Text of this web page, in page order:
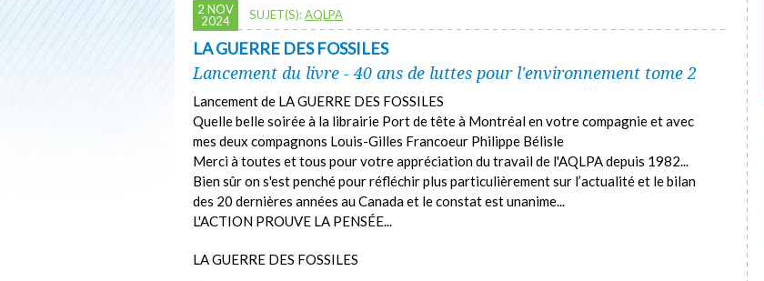
2 NOV
2024
SUJET(S):AQLPA
LA GUERRE DES FOSSILES
Lancement du livre - 40 ans de luttes pour l'environnement tome 2
Lancement de LA GUERRE DES FOSSILES
Quelle belle soirée à la librairie Port de tête à Montréal en votre compagnie et avec
mes deux compagnons Louis-Gilles Francoeur Philippe Bélisle
Merci à toutes et tous pour votre appréciation du travail de l'AQLPA depuis 1982...
Bien sûr on s'est penché pour réfléchir plus particulièrement sur l’actualité et le bilan
des 20 dernières années au Canada et le constat est unanime...
L'ACTION PROUVE LA PENSÉE...
LA GUERRE DES FOSSILES